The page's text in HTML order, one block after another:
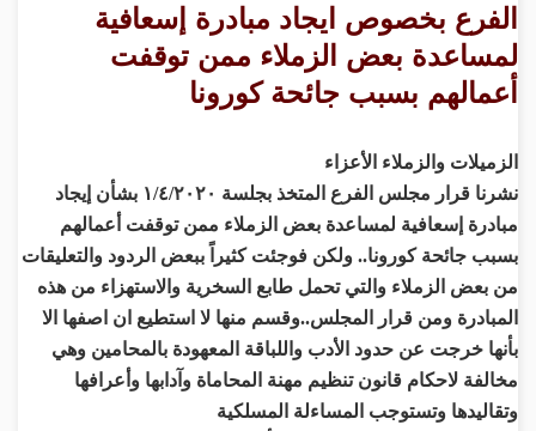
الفرع بخصوص ايجاد مبادرة إسعافية
لمساعدة بعض الزملاء ممن توقفت
أعمالهم بسبب جائحة كورونا
الزميلات والزملاء الأعزاء
نشرنا قرار مجلس الفرع المتخذ بجلسة ١/٤/٢٠٢٠ بشأن إيجاد
مبادرة إسعافية لمساعدة بعض الزملاء ممن توقفت أعمالهم
بسبب جائحة كورونا.. ولكن فوجئت كثيراً ببعض الردود والتعليقات
من بعض الزملاء والتي تحمل طابع السخرية والاستهزاء من هذه
المبادرة ومن قرار المجلس..وقسم منها لا استطيع ان اصفها الا
بأنها خرجت عن حدود الأدب واللباقة المعهودة بالمحامين وهي
مخالفة لاحكام قانون تنظيم مهنة المحاماة وآدابها وأعرافها
وتقاليدها وتستوجب المساءلة المسلكية